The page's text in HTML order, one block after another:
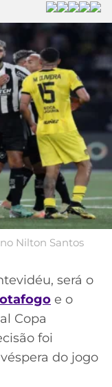
Nilton Santos
será o
e o
Copa
foi
do jogo